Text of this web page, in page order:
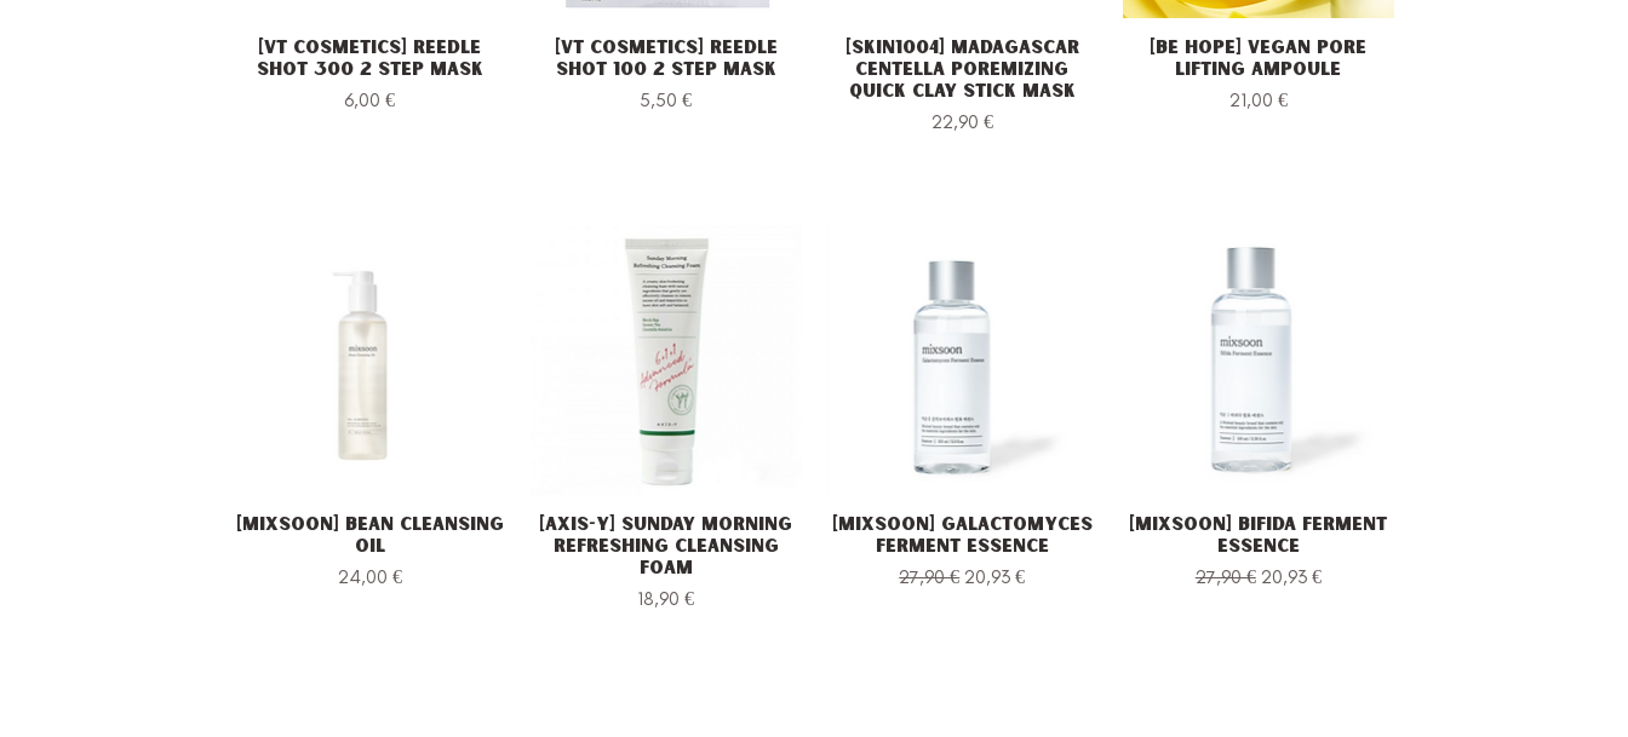
Vista rapida
[VT Cosmetics] Reedle
Shot 300 2 Step Mask
Prezzo
6,00 €
Vista rapida
[VT Cosmetics] Reedle
Shot 100 2 Step Mask
Prezzo
5,50 €
Vista rapida
[Skin1004] Madagascar
Centella Poremizing
Quick Clay Stick Mask
Prezzo
22,90 €
Vista rapida
[Be Hope] Vegan Pore
Lifting Ampoule
Prezzo
21,00 €
Vista rapida
[Mixsoon] Bean Cleansing
Oil
Prezzo
24,00 €
Vista rapida
[Axis-Y] Sunday Morning
Refreshing Cleansing
Foam
Prezzo
18,90 €
Vista rapida
[Mixsoon] Galactomyces
Ferment Essence
Prezzo regolare
27,90 € Prezzo scontato
20,93 €
Vista rapida
[Mixsoon] Bifida Ferment
Essence
Prezzo regolare
27,90 € Prezzo scontato
20,93 €